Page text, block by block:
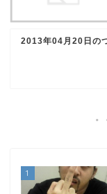
2013年04月20日の
1